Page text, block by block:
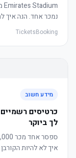
נמכר אחד. הנה איך
TicketsBooking
מידע חשוב
כרטיסים
לך ביוקר
איך לא להיות